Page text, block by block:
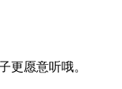
更愿意听哦。